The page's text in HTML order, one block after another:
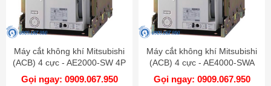
Máy cắt không khí Mitsubishi
(ACB) 4 cực - AE2000-SW 4P
2000A 100kA FIX
Gọi ngay: 0909.067.950
Máy cắt không khí Mitsubishi
(ACB) 4 cực - AE4000-SWA
4P 4000A 85kA FIX
Gọi ngay: 0909.067.950